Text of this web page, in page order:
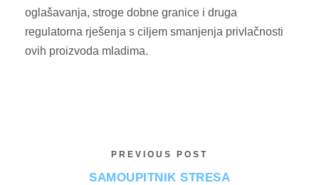
oglašavanja, stroge dobne granice i druga
regulatorna rješenja s ciljem smanjenja privlačnosti
ovih proizvoda mladima.
PREVIOUS POST
SAMOUPITNIK STRESA